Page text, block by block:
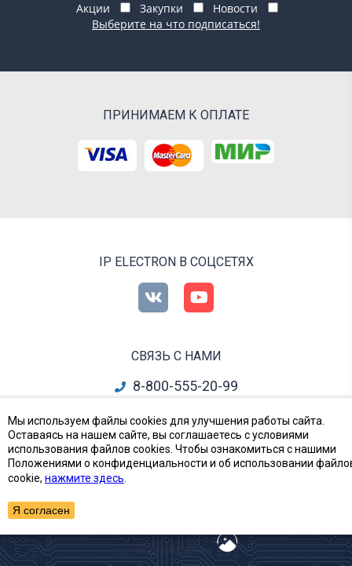
Акции Закупки
Новости
Выберите на что подписаться!
ПРИНИМАЕМ К ОПЛАТЕ
IP ELECTRON В СОЦСЕТЯХ
СВЯЗЬ С НАМИ
8-800-555-20-99
info@ipelectron.ru
все контакты
Приборы, Радиодетали и Электронные компоненты
сделано в Artgorka
Мы используем файлы cookies для улучшения работы сайта.
Оставаясь на нашем сайте, вы соглашаетесь с условиями
использования файлов cookies. Чтобы ознакомиться с нашими
Положениями о конфиденциальности и об использовании
cookie, нажмите здесь
Я согласен